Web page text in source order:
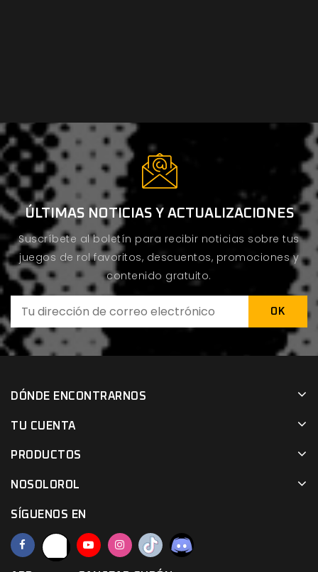
ÚLTIMAS NOTICIAS Y ACTUALIZACIONES
Suscríbete al boletín para recibir noticias sobre tus
juegos de rol favoritos, descuentos, promociones y
contenido gratuito.
DÓNDE ENCONTRARNOS
TU CUENTA
PRODUCTOS
NOSOLOROL
SÍGUENOS EN